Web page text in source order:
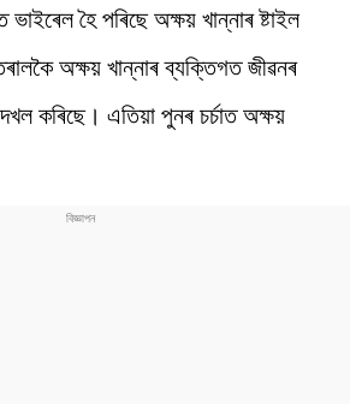
হৈ পৰিছে অক্ষয় খান্নাৰ ষ্টাইল
অক্ষয় খান্নাৰ ব্যক্তিগত জীৱনৰ
দখল কৰিছে। এতিয়া পুনৰ চৰ্চাত অক্ষয়